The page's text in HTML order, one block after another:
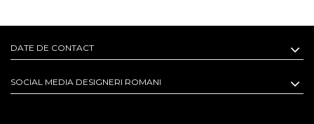
DATE DE CONTACT
SOCIAL MEDIA DESIGNERI ROMANI